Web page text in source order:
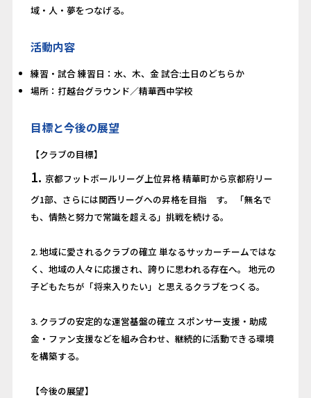
域・人・夢をつなげる。
活動内容
練習・試合 練習日：水、木、金 試合:土日のどちらか
場所：打越台グラウンド／精華西中学校
目標と今後の展望
【クラブの目標】
1. 京都フットボールリーグ上位昇格 精華町から京都府リー
グ1部、さらには関西リーグへの昇格を目指 す。 「無名で
も、情熱と努力で常識を超える」挑戦を続ける。
2. 地域に愛されるクラブの確立 単なるサッカーチームではな
く、地域の人々に応援され、誇りに思われる存在へ。 地元の
子どもたちが「将来入りたい」と思えるクラブをつくる。
3. クラブの安定的な運営基盤の確立 スポンサー支援・助成
金・ファン支援などを組み合わせ、継続的に活動できる環境
を構築する。
【今後の展望】